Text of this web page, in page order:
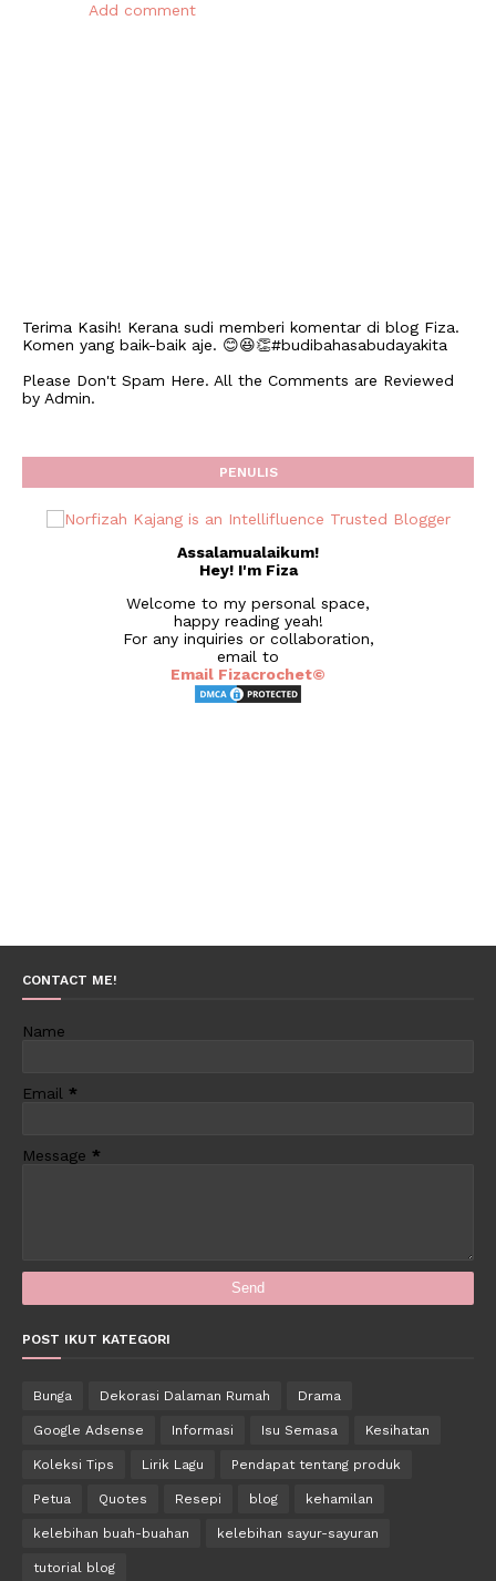
Add comment
Terima Kasih! Kerana sudi memberi komentar di blog Fiza.
Komen yang baik-baik aje. 😊😆👏#budibahasabudayakita
Please Don't Spam Here. All the Comments are Reviewed
by Admin.
PENULIS
Assalamualaikum!
Hey! I'm Fiza
Welcome to my personal space,
happy reading yeah!
For any inquiries or collaboration,
email to
Email Fizacrochet©
CONTACT ME!
Name
Email *
Message *
POST IKUT KATEGORI
Bunga Dekorasi Dalaman Rumah Drama
Google Adsense Informasi Isu Semasa Kesihatan
Koleksi Tips Lirik Lagu Pendapat tentang produk
Petua Quotes Resepi blog kehamilan
kelebihan buah-buahan kelebihan sayur-sayuran
tutorial blog